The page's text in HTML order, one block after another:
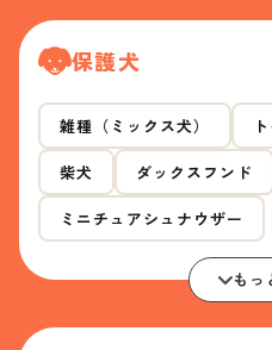
保護犬
雑種（ミックス犬）
柴犬 ダックスフンド
ミニチュアシュナウザー
もっ